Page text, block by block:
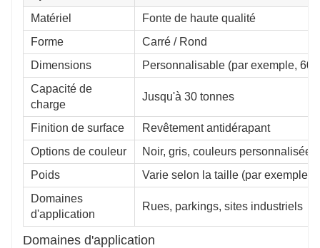
Matériel
Fonte de haute qualité
Forme
Carré / Rond
Dimensions
Personnalisable (par exemple,
Capacité de
charge
Jusqu'à 30 tonnes
Finition de surface
Revêtement antidérapant
Options de couleur
Noir, gris, couleurs personnalisées
Poids
Varie selon la taille (par exemple,
Domaines
d'application
Rues, parkings, sites industriels
Domaines d'application